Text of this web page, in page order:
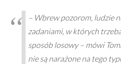
– Wbrew pozorom, ludzie
zadaniami, w których
sposób losowy – mówi
nie są narażone na tego